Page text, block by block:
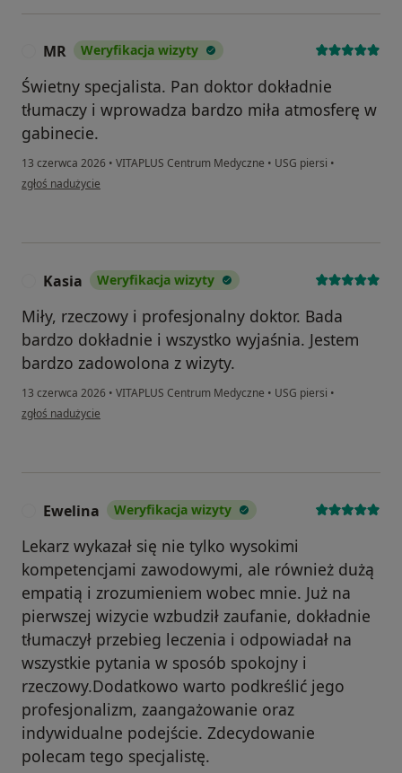
MR Weryfikacja wizyty
Świetny specjalista. Pan doktor dokładnie
tłumaczy i wprowadza bardzo miła atmosferę w
gabinecie.
13 czerwca 2026 • VITAPLUS Centrum Medyczne • USG piersi •
w opinii użytkownika MR
zgłoś nadużycie
Kasia Weryfikacja wizyty
Miły, rzeczowy i profesjonalny doktor. Bada
bardzo dokładnie i wszystko wyjaśnia. Jestem
bardzo zadowolona z wizyty.
13 czerwca 2026 • VITAPLUS Centrum Medyczne • USG piersi •
w opinii użytkownika Kasia
zgłoś nadużycie
Ewelina Weryfikacja wizyty
Lekarz wykazał się nie tylko wysokimi
kompetencjami zawodowymi, ale również dużą
empatią i zrozumieniem wobec mnie. Już na
pierwszej wizycie wzbudził zaufanie, dokładnie
tłumaczył przebieg leczenia i odpowiadał na
wszystkie pytania w sposób spokojny i
rzeczowy.Dodatkowo warto podkreślić jego
profesjonalizm, zaangażowanie oraz
indywidualne podejście. Zdecydowanie
polecam tego specjalistę.